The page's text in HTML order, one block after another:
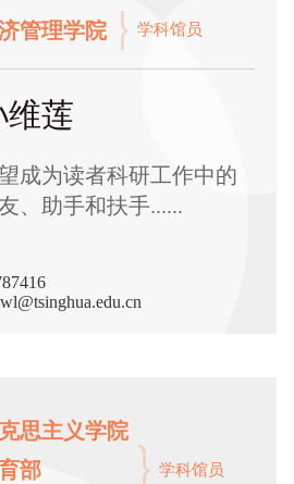
管理学院 学科馆员
维莲
成为读者科研工作中的
、助手和扶手......
思主义学院
部
学科馆员